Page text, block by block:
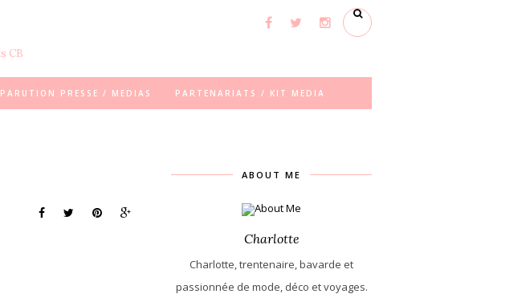
PARUTION PRESSE / MEDIAS PARTENARIATS / KIT MEDIA
ABOUT ME
Charlotte
Charlotte, trentenaire, bavarde et
passionnée de mode, déco et voyages.